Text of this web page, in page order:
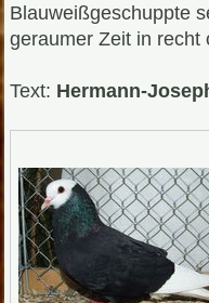
Blauweißgeschuppte
geraumer Zeit in recht
Text: Hermann-